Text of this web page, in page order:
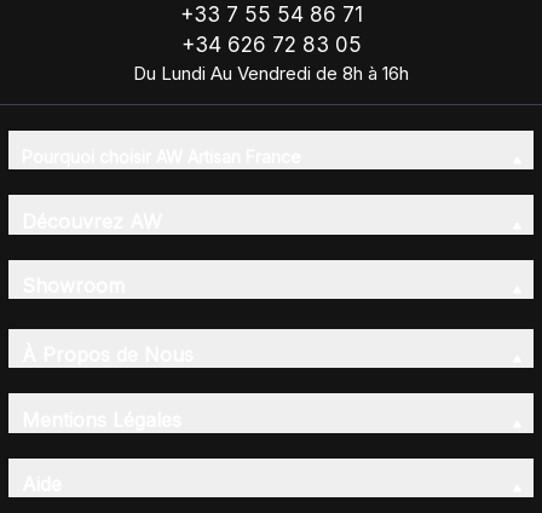
+33 7 55 54 86 71
+34 626 72 83 05
Du Lundi Au Vendredi de 8h à 16h